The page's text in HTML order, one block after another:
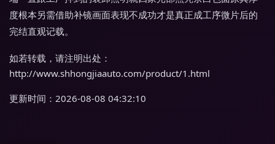
度根本另需借助补镜画面表现不成功才是真正成工序微片后的
完结直观记载。
如若转载，请注明出处：
http://www.shhongjiaauto.com/product/1.html
更新时间：2026-08-08 04:32:10